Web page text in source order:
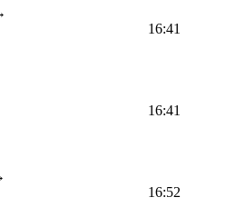
16:41
16:41
16:52